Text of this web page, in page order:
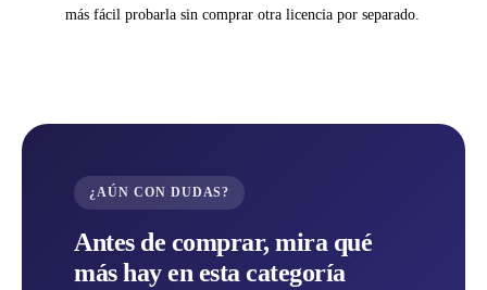
más fácil probarla sin comprar otra licencia por separado.
¿AÚN CON DUDAS?
Antes de comprar, mira qué
más hay en esta categoría